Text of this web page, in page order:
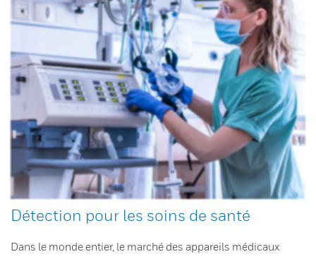
Détection pour les soins de santé
Dans le monde entier, le marché des appareils médicaux